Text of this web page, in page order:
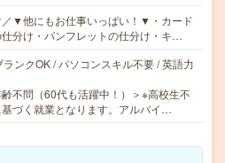
／▼他にもお仕事いっぱい！▼・カード
分け・パンフレットの仕分け・キ…
ンクOK / パソコンスキル不要 / 英語力
不問（60代も活躍中！）＞※高校生不
づく就業となります。アルバイ…